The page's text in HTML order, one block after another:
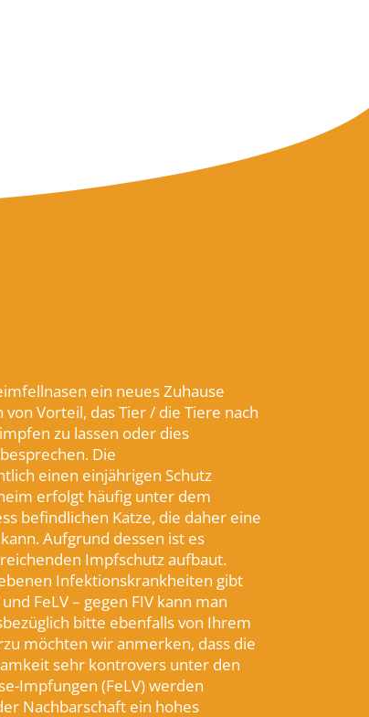
ein neues Zuhause
Vorteil, das Tier / die Tiere nach
zu lassen oder dies
Die
einen einjährigen Schutz
erfolgt häufig unter dem
befindlichen Katze, die daher eine
Aufgrund dessen ist es
Impfschutz aufbaut.
Infektionskrankheiten gibt
FeLV – gegen FIV kann man
bitte ebenfalls von Ihrem
möchten wir anmerken, dass die
sehr kontrovers unter den
Impfungen (FeLV) werden
Nachbarschaft ein hohes